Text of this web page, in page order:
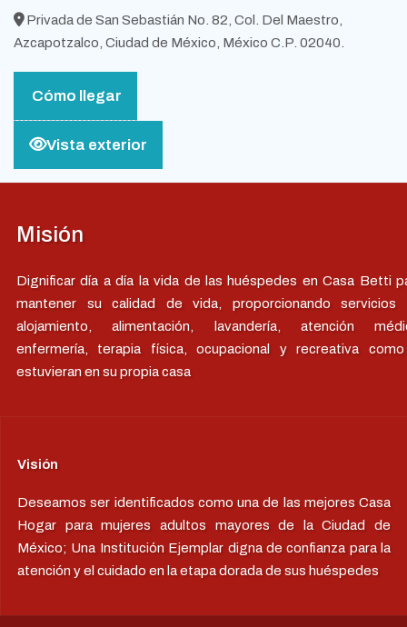
Privada de San Sebastián No. 82, Col. Del Maestro,
Azcapotzalco, Ciudad de México, México C.P. 02040.
Cómo llegar
Vista exterior
Misión
Dignificar día a día la vida de las huéspedes en Casa Betti
mantener su calidad de vida, proporcionando servicios
alojamiento, alimentación, lavandería, atención
enfermería, terapia física, ocupacional y recreativa
estuvieran en su propia casa
Visión
Deseamos ser identificados como una de las mejores Casa
Hogar para mujeres adultos mayores de la Ciudad de
México; Una Institución Ejemplar digna de confianza para la
atención y el cuidado en la etapa dorada de sus huéspedes